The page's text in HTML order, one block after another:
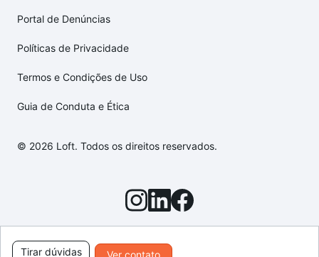
Ver contato
Tirar dúvidas
Portal de Denúncias
Políticas de Privacidade
Termos e Condições de Uso
Guia de Conduta e Ética
© 2026 Loft. Todos os direitos reservados.